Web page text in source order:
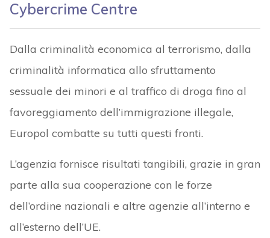
Cybercrime Centre
Dalla criminalità economica al terrorismo, dalla
criminalità informatica allo sfruttamento
sessuale dei minori e al traffico di droga fino al
favoreggiamento dell’immigrazione illegale,
Europol combatte su tutti questi fronti.
L’agenzia fornisce risultati tangibili, grazie in gran
parte alla sua cooperazione con le forze
dell’ordine nazionali e altre agenzie all’interno e
all’esterno dell’UE.